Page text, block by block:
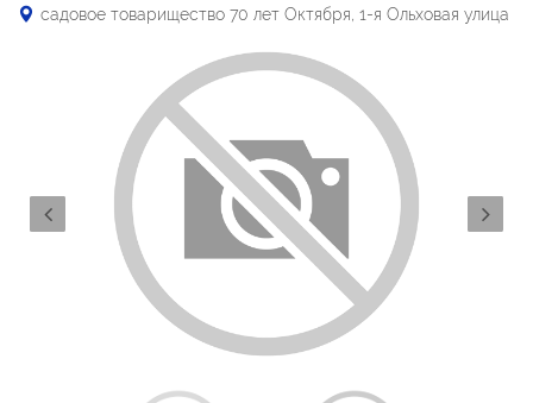
садовое товарищество 70 лет Октября, 1-я Ольховая улица